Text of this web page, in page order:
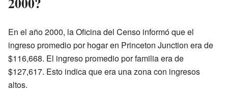
En el año 2000, la Oficina del Censo informó que el
ingreso promedio por hogar en Princeton Junction era de
$116,668. El ingreso promedio por familia era de
$127,617. Esto indica que era una zona con ingresos
altos.